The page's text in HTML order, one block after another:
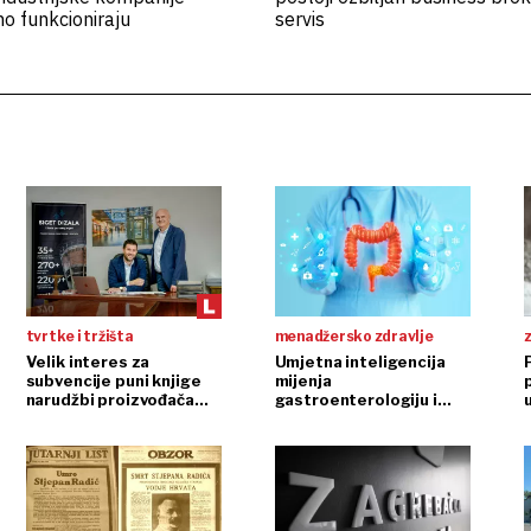
funkcioniraju
servis
tvrtke i tržišta
Velik interes za
subvencije puni knjige
narudžbi proizvođača
menadžersko zdravlje
Umjetna inteligencija
mijenja
gastroenterologiju i